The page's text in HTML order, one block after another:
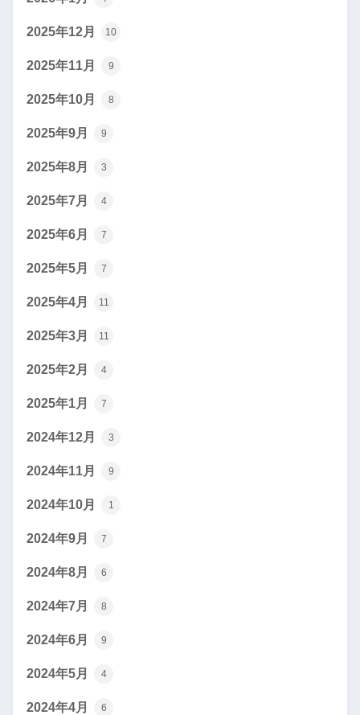
2025年12月 10
2025年11月 9
2025年10月 8
2025年9月 9
2025年8月 3
2025年7月 4
2025年6月 7
2025年5月 7
2025年4月 11
2025年3月 11
2025年2月 4
2025年1月 7
2024年12月 3
2024年11月 9
2024年10月 1
2024年9月 7
2024年8月 6
2024年7月 8
2024年6月 9
2024年5月 4
2024年4月 6